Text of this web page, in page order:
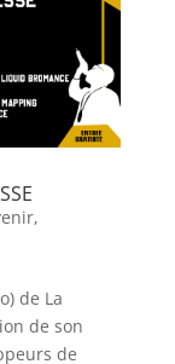
,
de La
de son
de